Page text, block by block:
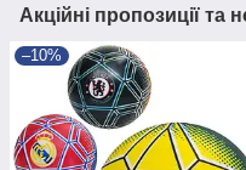
Акційні пропозиції та
–10%